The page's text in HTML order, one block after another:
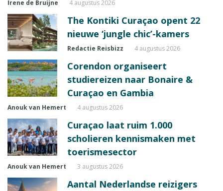
Irene de Bruijne 4 augustus 2026
The Kontiki Curaçao opent 22
nieuwe ‘jungle chic’-kamers
Redactie Reisbizz 4 augustus 2026
Corendon organiseert
studiereizen naar Bonaire &
Curaçao en Gambia
Anouk van Hemert 4 augustus 2026
Curaçao laat ruim 1.000
scholieren kennismaken met
toerismesector
Anouk van Hemert 3 augustus 2026
Aantal Nederlandse reizigers